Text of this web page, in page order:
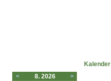
Kalender
<
8. 2026
>